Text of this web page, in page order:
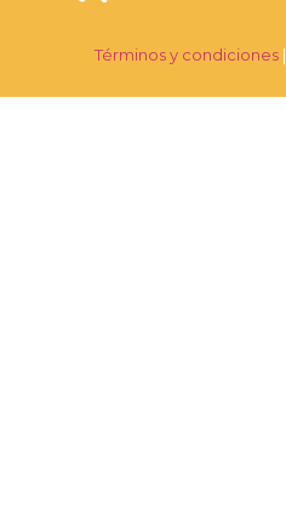
Términos y condiciones|